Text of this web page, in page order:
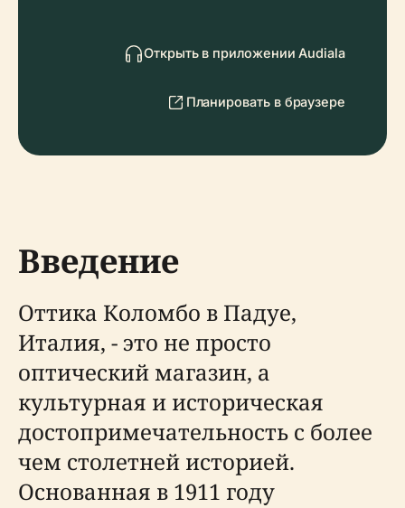
Открыть в приложении Audiala
Планировать в браузере
Введение
Оттика Коломбо в Падуе,
Италия, - это не просто
оптический магазин, а
культурная и историческая
достопримечательность с более
чем столетней историей.
Основанная в 1911 году